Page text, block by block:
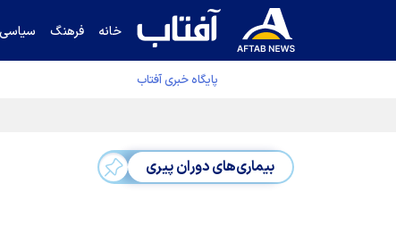
خانه فرهنگ سیاسی
پایگاه خبری آفتاب
بیماری‌های دوران پیری